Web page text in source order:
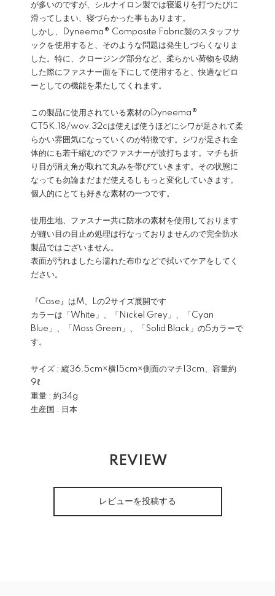
が多いのですが、シルナイロン製では寝返りを打つたびに
滑ってしまい、寝づらかった事もあります。
しかし、Dyneema® Composite Fabric製のスタッフサ
ックを使用すると、そのような問題は発生しづらくなりま
した。特に、クロージング部分など、柔らかい荷物を収納
した際にファスナー面を下にして使用すると、快適なピロ
ーとしての機能を果たしてくれます。
この製品に使用されている素材のDyneema®
CT5K.18/wov.32cは使えば使うほどにシワが足されて柔
らかい雰囲気になっていくのが特徴です。シワが足され全
体的にも若干縮むのでファスナーが波打ちます。マチも折
り目が消え角が取れて丸みを帯びていきます。その状態に
なっても勿論まだまだ使えるしもっと変化していきます。
個人的にとても好きな素材の一つです。
使用生地、ファスナー共に防水の素材を使用しております
が縫い目の目止め処理は行なっておりませんので完全防水
製品ではございません。
表面が汚れましたら濡れた布巾などで拭いてケアをしてく
ださい。
『Case』はM、Lの2サイズ展開です
カラーは「White」、「Nickel Grey」、「Cyan
Blue」、「Moss Green」、「Solid Black」の5カラーで
す。
サイズ : 縦36.5cm×横15cm×側面のマチ13cm、容量約
9ℓ
重量 : 約34g
生産国 : 日本
REVIEW
レビューを投稿する